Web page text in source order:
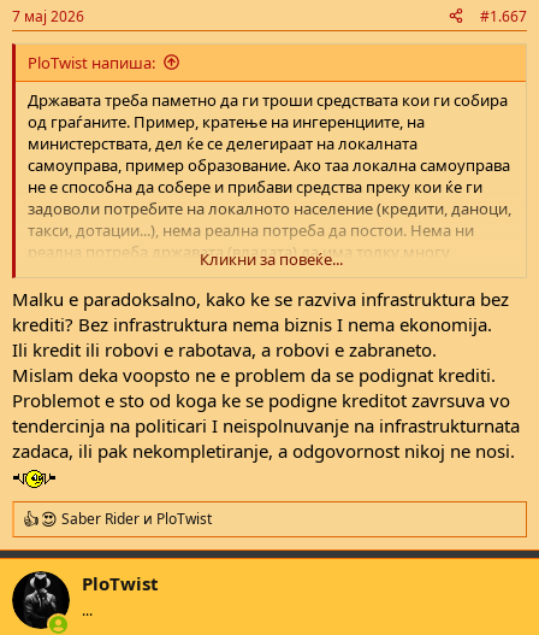
s
:
7 мај 2026 #1.667
PloTwist напиша:
Државата треба паметно да ги троши средствата кои ги собира
од граѓаните. Пример, кратење на ингеренциите, на
министерствата, дел ќе се делегираат на локалната
самоуправа, пример образование. Ако таа локална самоуправа
не е способна да собере и прибави средства преку кои ќе ги
задоволи потребите на локалното население (кредити, даноци,
такси, дотации...), нема реална потреба да постои. Нема ни
реална потреба државата (владата) да има толку многу
ингеренции односно задачи и функции.
Дополнително, ти константно имаш потреба од се повеќе и
повеќе средства затоа што од една страна треба да реализираш
тековни проекти, санации, да исплатиш плати/пензии и да
вратиш рата од кредит со камата. Проблем е
продлабочувањето на јавниот долг, кој веќе е, колку, 10
милијарди евра? Проблем е и државниот буџет кој е се
поголем и поголем, а притоа имаш се помалку и помалку
население. Решението на проблемот е во социјалните
трансфери, поврзани со улогата, значењето и функциите на
државата (односно владата).
Кликни за повеќе...
Malku e paradoksalno, kako ke se razviva infrastruktura bez
krediti? Bez infrastruktura nema biznis I nema ekonomija.
Ili kredit ili robovi e rabotava, a robovi e zabraneto.
Mislam deka voopsto ne e problem da se podignat krediti.
Problemot e sto od koga ke se podigne kreditot zavrsuva vo
tendercinja na politicari I neispolnuvanje na infrastrukturnata
zadaca, ili pak nekompletiranje, a odgovornost nikoj ne nosi.
R
e
a
c
t
i
Saber Rider и PloTwist
PloTwist
...